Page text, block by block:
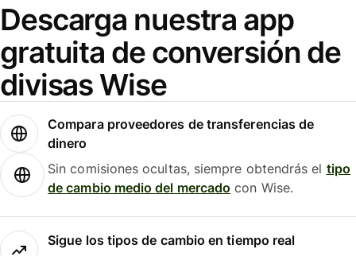
Descarga nuestra app
gratuita de conversión de
divisas Wise
Compara proveedores de transferencias de
dinero
Sin comisiones ocultas, siempre obtendrás el tipo
de cambio medio del mercado con Wise.
Sigue los tipos de cambio en tiempo real